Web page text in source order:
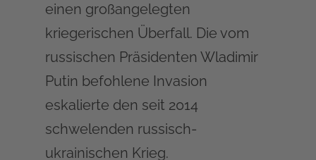
einen großangelegten
kriegerischen Überfall. Die vom
russischen Präsidenten Wladimir
Putin befohlene Invasion
eskalierte den seit 2014
schwelenden russisch-
ukrainischen Krieg.